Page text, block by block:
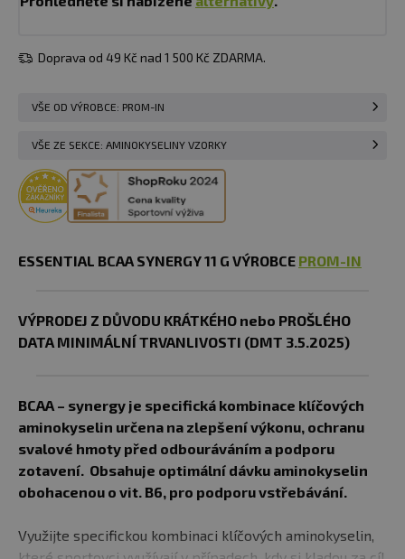
Doprava od 49 Kč nad 1 500 Kč ZDARMA.
VŠE OD VÝROBCE: PROM-IN
VŠE ZE SEKCE: AMINOKYSELINY VZORKY
ESSENTIAL BCAA SYNERGY 11 G VÝROBCE PROM-IN
VÝPRODEJ Z DŮVODU KRÁTKÉHO nebo PROŠLÉHO
DATA MINIMÁLNÍ TRVANLIVOSTI (DMT 3.5.2025)
BCAA – synergy je specifická kombinace klíčových
aminokyselin určena na zlepšení výkonu, ochranu
svalové hmoty před odbouráváním a podporu
zotavení. Obsahuje optimální dávku aminokyselin
obohacenou o vit. B6, pro podporu vstřebávání.
Využijte specifickou kombinaci klíčových aminokyselin,